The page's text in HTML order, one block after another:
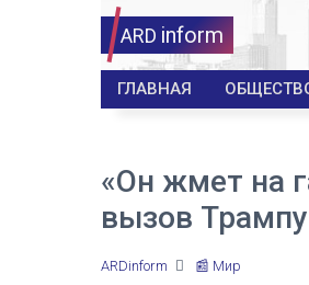
ARD inform
ГЛАВНАЯ
«Он жмет на
вызов Трампу
ARDinform 📰 Мир